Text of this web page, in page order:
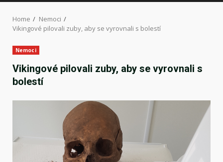
Home
Nemoci
Vikingové pilovali zuby, aby se vyrovnali s bolestí
Nemoci
Vikingové pilovali zuby, aby se vyrovnali s
bolestí